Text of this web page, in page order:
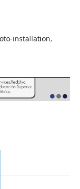
installation,